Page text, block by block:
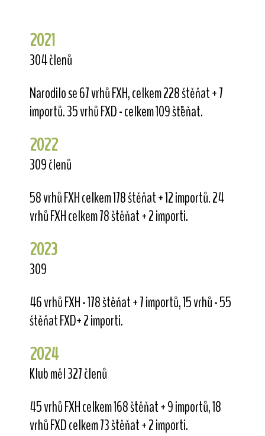
2021
304 členů
Narodilo se 67 vrhů FXH, celkem 228 štěňat + 7
importů. 35 vrhů FXD - celkem 109 šťěňat.
2022
309 členů
58 vrhů FXH celkem 178 štěňat + 12 importů. 24
vrhů FXH celkem 78 štěňat + 2 importi.
2023
309
46 vrhů FXH - 178 štěňat + 7 importů, 15 vrhů - 55
štěňat FXD+ 2 importi.
2024
Klub měl 327 členů
45 vrhů FXH celkem 168 štěňat + 9 importů, 18
vrhů FXD celkem 73 štěňat + 2 importi.